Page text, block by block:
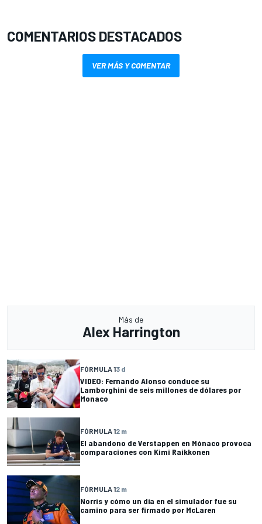
COMENTARIOS DESTACADOS
VER MÁS Y COMENTAR
Más de
Alex Harrington
FÓRMULA 13 d
VIDEO: Fernando Alonso conduce su
Lamborghini de seis millones de dólares por
Monaco
FÓRMULA 12 m
El abandono de Verstappen en Mónaco provoca
comparaciones con Kimi Raikkonen
FÓRMULA 12 m
Norris y cómo un día en el simulador fue su
camino para ser firmado por McLaren